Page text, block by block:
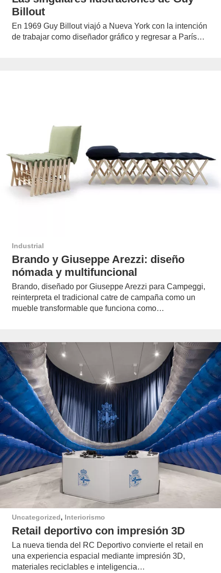
Billout
En 1969 Guy Billout viajó a Nueva York con la intención
de trabajar como diseñador gráfico y regresar a París…
Industrial
Brando y Giuseppe Arezzi: diseño
nómada y multifuncional
Brando, diseñado por Giuseppe Arezzi para Campeggi,
reinterpreta el tradicional catre de campaña como un
mueble transformable que funciona como…
Uncategorized, Interiorismo
Retail deportivo con impresión 3D
La nueva tienda del RC Deportivo convierte el retail en
una experiencia espacial mediante impresión 3D,
materiales reciclables e inteligencia…